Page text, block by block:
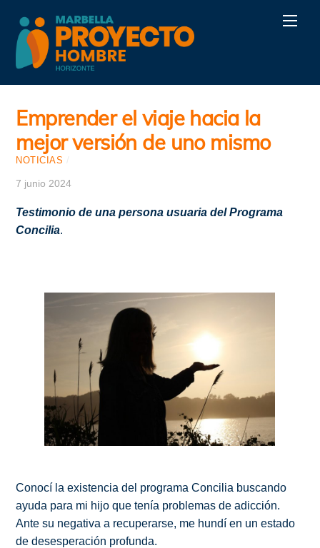
content
Emprender el viaje hacia la
mejor versión de uno mismo
NOTICIAS
7 junio 2024
Testimonio de una persona usuaria del Programa
Concilia.
Conocí la existencia del programa Concilia buscando
ayuda para mi hijo que tenía problemas de adicción.
Ante su negativa a recuperarse, me hundí en un estado
de desesperación profunda.